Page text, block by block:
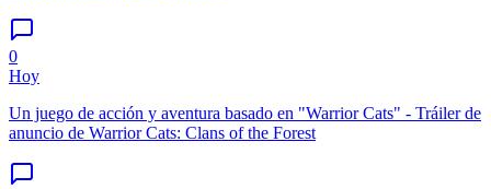
0
Hoy
Un juego de acción y aventura basado en "Warrior Cats" - Tráiler de
anuncio de Warrior Cats: Clans of the Forest